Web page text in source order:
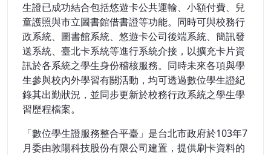
生證已成功結合包括悠遊卡公共運輸、小額付費、兒
童護照與市立圖書館借書證等功能。同時可與校務行
政系統、圖書館系統、悠遊卡公司後端系統、簡訊發
送系統、臺北卡系統等進行系統介接，以擴充卡片資
訊於各系統之學生身份稽核服務。同時未來各項與學
生參與校內外學習有關活動，均可透過數位學生證紀
錄其出勤狀況，並同步更新於校務行政系統之學生學
習歷程檔案。
「數位學生證服務整合平臺」是台北市政府於103年7
月委由敦陽科技股份有限公司建置，提供刷卡資料的